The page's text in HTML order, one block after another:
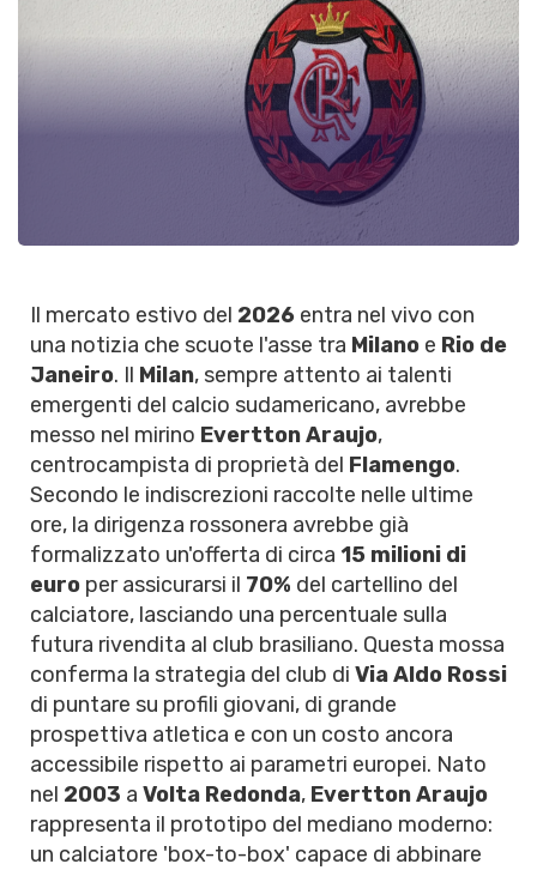
Il mercato estivo del 2026 entra nel vivo con
una notizia che scuote l'asse tra Milano e Rio de
Janeiro. Il Milan, sempre attento ai talenti
emergenti del calcio sudamericano, avrebbe
messo nel mirino Evertton Araujo,
centrocampista di proprietà del Flamengo.
Secondo le indiscrezioni raccolte nelle ultime
ore, la dirigenza rossonera avrebbe già
formalizzato un'offerta di circa 15 milioni di
euro per assicurarsi il 70% del cartellino del
calciatore, lasciando una percentuale sulla
futura rivendita al club brasiliano. Questa mossa
conferma la strategia del club di Via Aldo Rossi
di puntare su profili giovani, di grande
prospettiva atletica e con un costo ancora
accessibile rispetto ai parametri europei. Nato
nel 2003 a Volta Redonda, Evertton Araujo
rappresenta il prototipo del mediano moderno:
un calciatore 'box-to-box' capace di abbinare